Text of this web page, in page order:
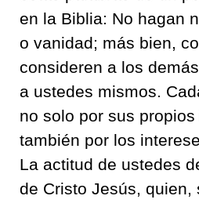
en la Biblia: No hagan
o vanidad; más bien,
consideren a los
a ustedes mismos.
no solo por sus
también por los
La actitud de ustedes
de Cristo Jesús, quien,